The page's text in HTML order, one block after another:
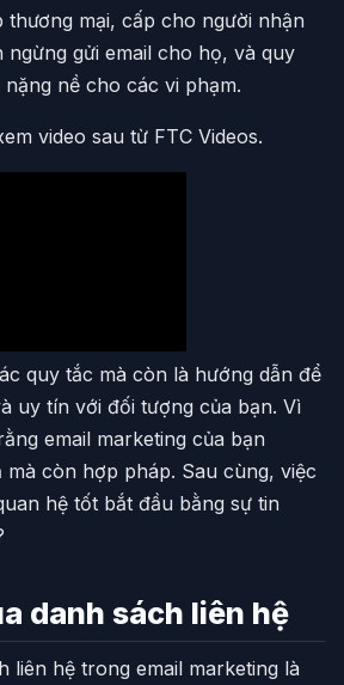
mại, cấp cho người nhận
ngừng gửi email cho họ, và quy
nề cho các vi phạm.
video sau từ FTC Videos.
quy tắc mà còn là hướng dẫn để
uy tín với đối tượng của bạn. Vì
email marketing của bạn
mà còn hợp pháp. Sau cùng, việc
hệ tốt bắt đầu bằng sự tin
danh sách liên hệ
liên hệ trong email marketing là